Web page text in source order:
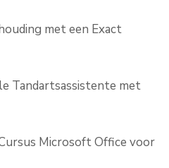
met een Exact
Tandartsassistente met
Microsoft Office voor